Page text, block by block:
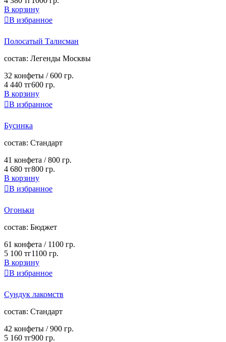
В корзину
В избранное
Полосатый Талисман
cостав: Легенды Москвы
32 конфеты /600 гр.
4 440 тг600 гр.
В корзину
В избранное
Бусинка
cостав: Стандарт
41 конфета /800 гр.
4 680 тг800 гр.
В корзину
В избранное
Огоньки
cостав: Бюджет
61 конфета / 1100 гр.
5 100 тг1100 гр.
В корзину
В избранное
Сундук лакомств
cостав: Стандарт
42 конфеты /900 гр.
5 160 тг900 гр.